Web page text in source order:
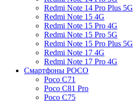
Redmi Note 14 Pro Plus 5G
Redmi Note 15 4G
Redmi Note 15 Pro 4G
Redmi Note 15 Pro 5G
Redmi Note 15 Pro Plus 5G
Redmi Note 17 4G
Redmi Note 17 Pro 4G
Смартфоны POCO
Poco C71
Poco C81 Pro
Poco C75